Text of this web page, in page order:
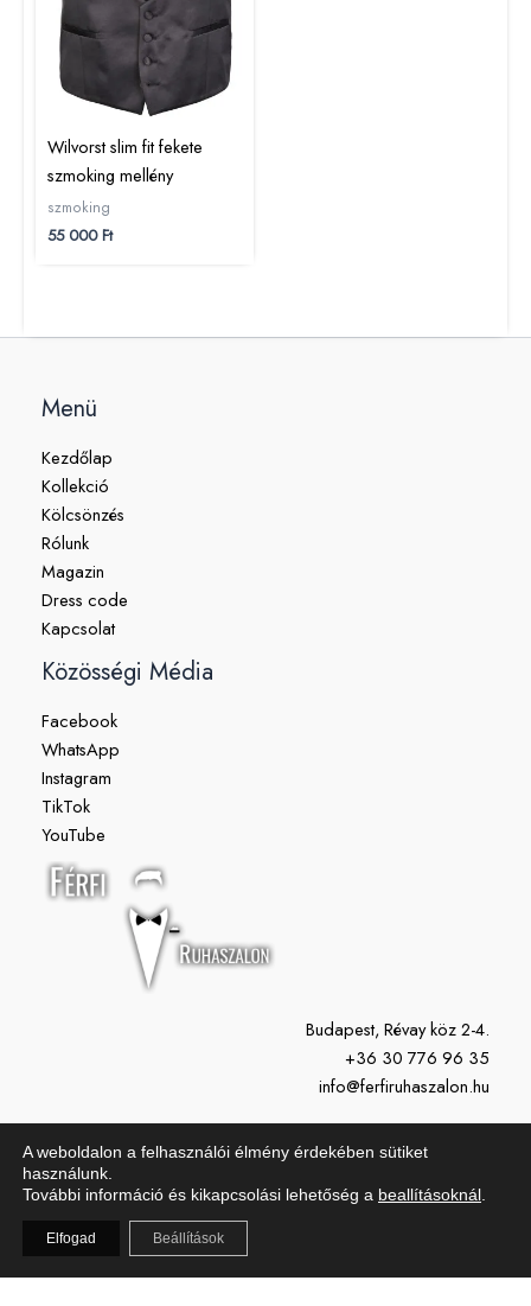
Wilvorst slim fit fekete
szmoking mellény
szmoking
55 000Ft
Menü
Kezdőlap
Kollekció
Kölcsönzés
Rólunk
Magazin
Dress code
Kapcsolat
Közösségi Média
Facebook
WhatsApp
Instagram
TikTok
YouTube
Budapest, Révay köz 2-4.
+36 30 776 96 35
info@ferfiruhaszalon.hu
H-P: 11:00-19:00
Vasárnap: Zárva
A weboldalon a felhasználói élmény érdekében sütiket
használunk.
További információ és kikapcsolási lehetőség a beallításoknál
Elfogad Beállítások